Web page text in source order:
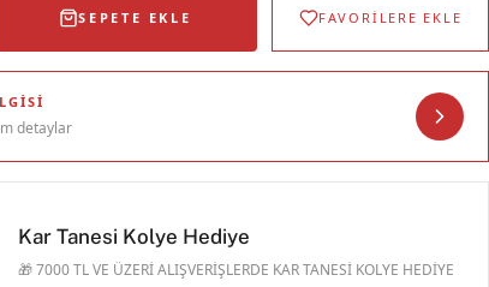
SEPETE EKLE FAVORİLERE EKLE
detaylar
Kar Tanesi Kolye Hediye
🎁 7000 TL VE ÜZERİ ALIŞVERİŞLERDE KAR TANESİ KOLYE HEDİYE